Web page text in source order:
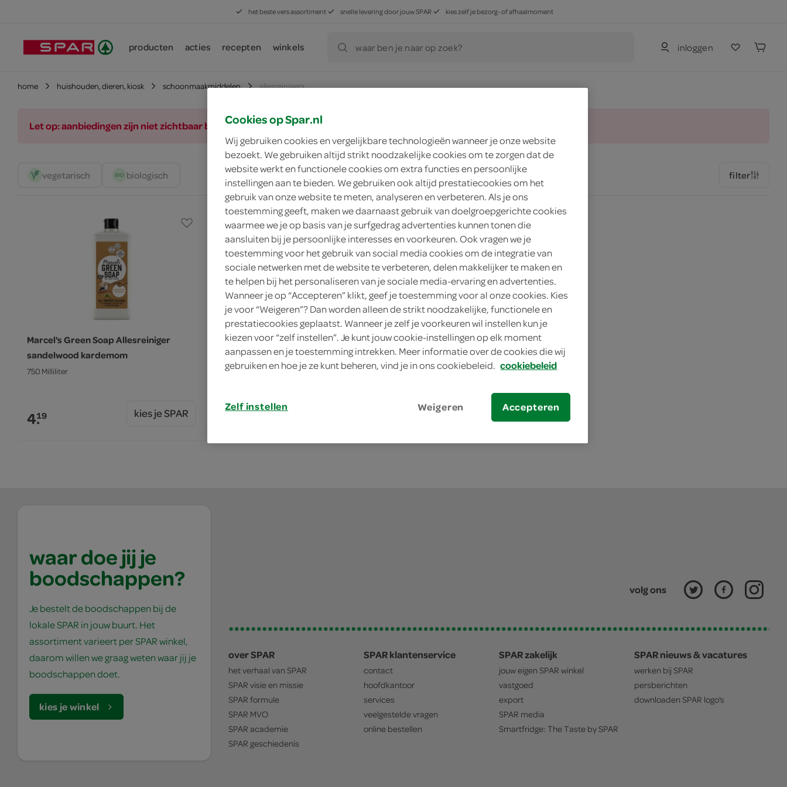
het beste vers assortiment snelle levering door jouw SPAR kies zelf je bezorg- of afhaalmoment
producten acties recepten winkels waar ben je naar op zoek? inloggen
home huishouden, dieren, kiosk schoonmaakmiddelen allesreinigers
Let op: aanbiedingen zijn niet zichtbaar bij de producten, maar worden wél automatisch verwerkt in de winkelmand.
vegetarisch biologisch filter
Marcel's Green Soap Allesreiniger
sandelwood kardemom
750 Milliliter
4.19 kies je SPAR
g'woon allesreiniger oceaan
1.5 Liter
0.
Spar reinigerdoekjes
80 Stuks
waar doe jij je
boodschappen?
Je bestelt de boodschappen bij de
lokale SPAR in jouw buurt. Het
assortiment varieert per SPAR winkel,
daarom willen we graag weten waar jij je
boodschappen doet.
kies je winkel
volg ons
over SPAR
het verhaal van SPAR
SPAR visie en missie
SPAR formule
SPAR MVO
SPAR academie
SPAR geschiedenis
SPAR klantenservice
contact
hoofdkantoor
services
veelgestelde vragen
online bestellen
SPAR zakelijk
jouw eigen SPAR winkel
vastgoed
export
SPAR media
Smartfridge: The Taste bySPAR
SPAR nieuws & vacatures
werken bij SPAR
persberichten
downloaden SPAR logo's
Cookies op Spar.nl
Wij gebruiken cookies en vergelijkbare technologieën wanneer je onze website
bezoekt. We gebruiken altijd strikt noodzakelijke cookies om te zorgen dat de
website werkt en functionele cookies om extra functies en persoonlijke
instellingen aan te bieden. We gebruiken ook altijd prestatiecookies om het
gebruik van onze website te meten, analyseren en verbeteren. Als je ons
toestemming geeft, maken we daarnaast gebruik van doelgroepgerichte cookies
waarmee we je op basis van je surfgedrag advertenties kunnen tonen die
aansluiten bij je persoonlijke interesses en voorkeuren. Ook vragen we je
toestemming voor het gebruik van social media cookies om de integratie van
sociale netwerken met de website te verbeteren, delen makkelijker te maken en
te helpen bij het personaliseren van je sociale media-ervaring en advertenties.
Wanneer je op “Accepteren” klikt, geef je toestemming voor al onze cookies. Kies
je voor “Weigeren”? Dan worden alleen de strikt noodzakelijke, functionele en
prestatiecookies geplaatst. Wanneer je zelf je voorkeuren wil instellen kun je
kiezen voor “zelf instellen”. Je kunt jouw cookie-instellingen op elk moment
aanpassen en je toestemming intrekken. Meer informatie over de cookies die wij
gebruiken en hoe je ze kunt beheren, vind je in ons cookiebeleid. cookiebeleid
Zelf instellen Weigeren Accepteren